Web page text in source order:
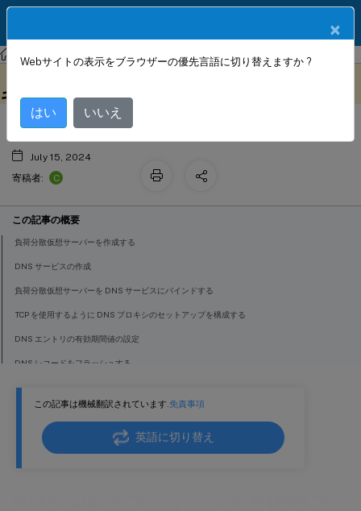
NetScaler NetScaler 14.1
この記事は機械翻訳されています.免責事項
英語に切り替え
NetScalerアプライアンスをDNSプロ
キシサーバーとして構成する
July 15, 2024
寄稿者:
C
この記事の概要
負荷分散仮想サーバーを作成する
DNS サービスの作成
負荷分散仮想サーバーを DNS サービスにバインドする
TCP を使用するように DNS プロキシのセットアップを構成する
DNS エントリの有効期間値の設定
DNS レコードをフラッシュする
DNS リソースレコードの追加
負荷分散 DNS 仮想サーバーを削除する
クライアント接続での同時 DNS 要求の数を制限する
×
Webサイトの表示をブラウザーの優先言語に切り替えますか ?
はい いいえ